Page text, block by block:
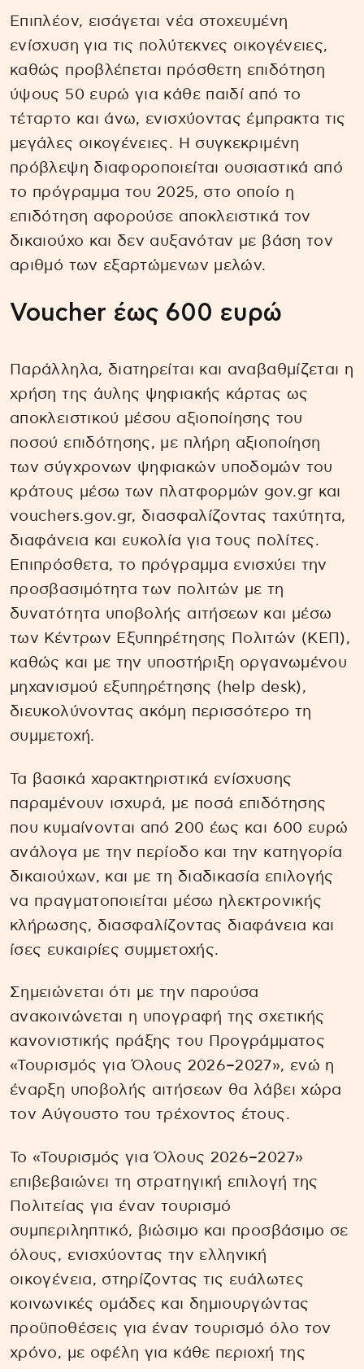
Επιπλέον, εισάγεται νέα στοχευμένη
ενίσχυση για τις πολύτεκνες οικογένειες,
καθώς προβλέπεται πρόσθετη επιδότηση
ύψους 50 ευρώ για κάθε παιδί από το
τέταρτο και άνω, ενισχύοντας έμπρακτα τις
μεγάλες οικογένειες. Η συγκεκριμένη
πρόβλεψη διαφοροποιείται ουσιαστικά από
το πρόγραμμα του 2025, στο οποίο η
επιδότηση αφορούσε αποκλειστικά τον
δικαιούχο και δεν αυξανόταν με βάση τον
αριθμό των εξαρτώμενων μελών.
Voucher έως 600 ευρώ
Παράλληλα, διατηρείται και αναβαθμίζεται η
χρήση της άυλης ψηφιακής κάρτας ως
αποκλειστικού μέσου αξιοποίησης του
ποσού επιδότησης, με πλήρη αξιοποίηση
των σύγχρονων ψηφιακών υποδομών του
κράτους μέσω των πλατφορμών gov.gr και
vouchers.gov.gr, διασφαλίζοντας ταχύτητα,
διαφάνεια και ευκολία για τους πολίτες.
Επιπρόσθετα, το πρόγραμμα ενισχύει την
προσβασιμότητα των πολιτών με τη
δυνατότητα υποβολής αιτήσεων και μέσω
των Κέντρων Εξυπηρέτησης Πολιτών (ΚΕΠ),
καθώς και με την υποστήριξη οργανωμένου
μηχανισμού εξυπηρέτησης (help desk),
διευκολύνοντας ακόμη περισσότερο τη
συμμετοχή.
Τα βασικά χαρακτηριστικά ενίσχυσης
παραμένουν ισχυρά, με ποσά επιδότησης
που κυμαίνονται από 200 έως και 600 ευρώ
ανάλογα με την περίοδο και την κατηγορία
δικαιούχων, και με τη διαδικασία επιλογής
να πραγματοποιείται μέσω ηλεκτρονικής
κλήρωσης, διασφαλίζοντας διαφάνεια και
ίσες ευκαιρίες συμμετοχής.
Σημειώνεται ότι με την παρούσα
ανακοινώνεται η υπογραφή της σχετικής
κανονιστικής πράξης του Προγράμματος
«Τουρισμός για Όλους 2026–2027», ενώ η
έναρξη υποβολής αιτήσεων θα λάβει χώρα
τον Αύγουστο του τρέχοντος έτους.
Το «Τουρισμός για Όλους 2026–2027»
επιβεβαιώνει τη στρατηγική επιλογή της
Πολιτείας για έναν τουρισμό
συμπεριληπτικό, βιώσιμο και προσβάσιμο σε
όλους, ενισχύοντας την ελληνική
οικογένεια, στηρίζοντας τις ευάλωτες
κοινωνικές ομάδες και δημιουργώντας
προϋποθέσεις για έναν τουρισμό όλο τον
χρόνο, με οφέλη για κάθε περιοχή της